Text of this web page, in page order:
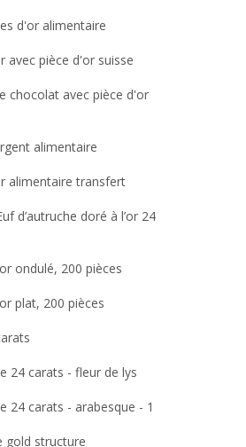
d'or alimentaire
avec pièce d'or suisse
chocolat avec pièce d'or
alimentaire
alimentaire transfert
d’autruche doré à l’or 24
ondulé, 200 pièces
plat, 200 pièces
24 carats - fleur de lys
24 carats - arabesque - 1
gold structure